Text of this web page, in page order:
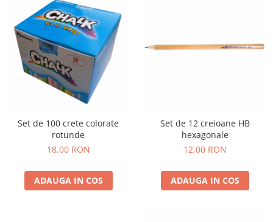
Mărgele de călcat HAMA
Hama Maxi Sticks
Margele HAMA MAXI
Mărgele HAMA MIDI
Mărgele HAMA MINI
Perceperea timpului - TimeTimer
Stimulare auditiva
Stimulare olfactivă
Stimulare vizuala
Set de 100 crete colorate
rotunde
18,00 RON
ADAUGA IN COS
Set de 12 creioane HB
hexagonale
12,00 RON
ADAUGA IN COS